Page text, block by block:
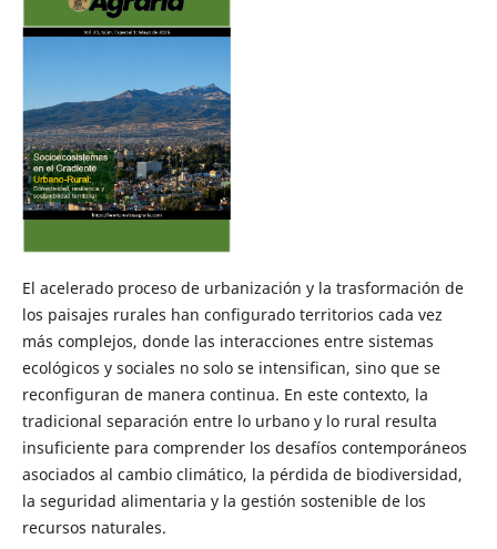
El acelerado proceso de urbanización y la trasformación de
los paisajes rurales han configurado territorios cada vez
más complejos, donde las interacciones entre sistemas
ecológicos y sociales no solo se intensifican, sino que se
reconfiguran de manera continua. En este contexto, la
tradicional separación entre lo urbano y lo rural resulta
insuficiente para comprender los desafíos contemporáneos
asociados al cambio climático, la pérdida de biodiversidad,
la seguridad alimentaria y la gestión sostenible de los
recursos naturales.